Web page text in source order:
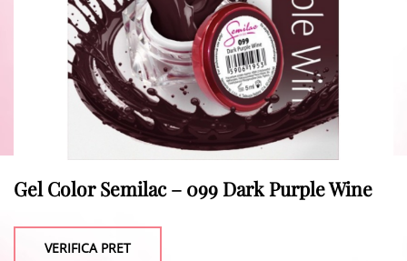
Gel Color Semilac – 099 Dark Purple Wine
VERIFICA PRET